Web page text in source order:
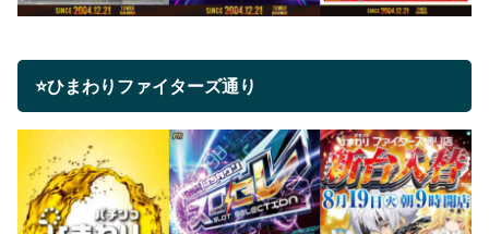
⭐ひまわりファイターズ通り